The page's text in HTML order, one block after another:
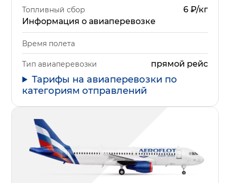
Топливный сбор
6 ₽/кг
Информация о авиаперевозке
Время полета
Тип авиаперевозки прямой рейс
Тарифы на авиаперевозки по
категориям отправлений